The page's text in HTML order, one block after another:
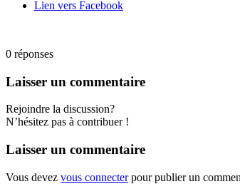
Lien vers Facebook
0 réponses
Laisser un commentaire
Rejoindre la discussion?
N’hésitez pas à contribuer !
Laisser un commentaire
Vous devez vous connecterpour publier un